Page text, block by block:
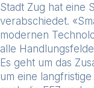
Stadt Zug hat eine
verabschiedet.
modernen
alle
Es geht um das
um eine